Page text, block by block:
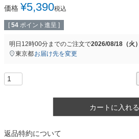
価格 ¥5,390税込
[ 54 ポイント進呈 ]
明日 12時00分までのご注文で2026/08/18（火）
東京都お届け先を変更
カートに入れる
返品特約について